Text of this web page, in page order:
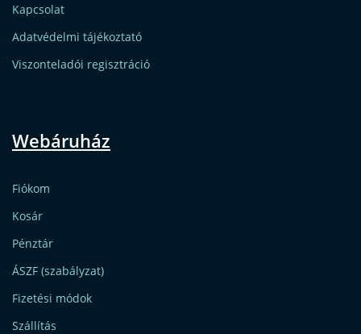
Kapcsolat
Adatvédelmi tájékoztató
Viszonteladói regisztráció
Webáruház
Fiókom
Kosár
Pénztár
ÁSZF (szabályzat)
Fizetési módok
Szállítás